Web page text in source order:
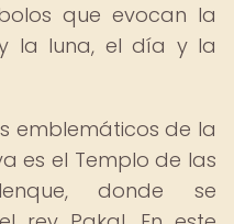
que evocan la
la luna, el día y la
emblemáticos de la
es el Templo de las
donde se